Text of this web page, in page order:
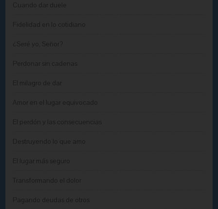
Cuando dar duele
Fidelidad en lo cotidiano
¿Seré yo, Señor?
Perdonar sin cadenas
El milagro de dar
Amor en el lugar equivocado
El perdón y las consecuencias
Destruyendo lo que amo
El lugar más seguro
Transformando el dolor
Pagando deudas de otros